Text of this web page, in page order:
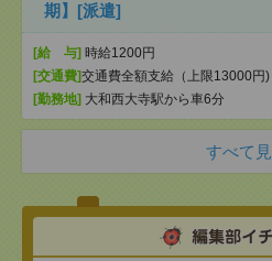
期】[派遣]
[給 与] 時給1200円
[交通費]交通費全額支給（上限13000円)
[勤務地] 大和西大寺駅から車6分
すべて